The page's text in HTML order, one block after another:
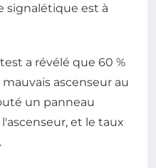
signalétique est à
a révélé que 60 %
ascenseur au
un panneau
et le taux